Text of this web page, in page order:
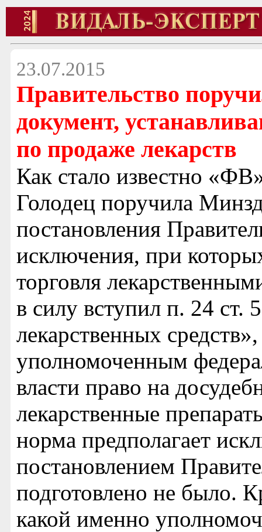
23.07.2015
Правительство
документ,
по продаже лекарств
Как стало известно
Голодец поручила
постановления
исключения, при
торговля
в силу вступил п. 24
лекарственных
уполномоченным
власти право на
лекарственные
норма предполагает
постановлением
подготовлено не было.
какой именно